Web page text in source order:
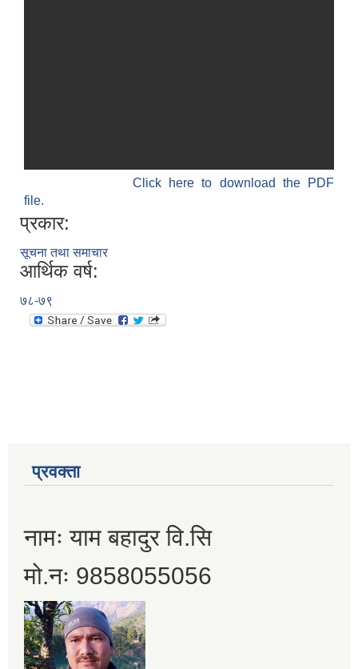
Click here to download the PDF
file.
प्रकार:
सूचना तथा समाचार
आर्थिक वर्ष:
७८-७९
प्रवक्ता
नामः याम बहादुर वि.सि
मो.नः 9858055056